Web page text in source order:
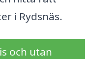
i Rydsnäs.
och utan